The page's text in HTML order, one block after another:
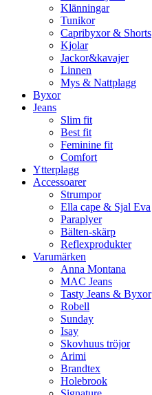
Klänningar
Tunikor
Capribyxor & Shorts
Kjolar
Jackor&kavajer
Linnen
Mys & Nattplagg
Byxor
Jeans
Slim fit
Best fit
Feminine fit
Comfort
Ytterplagg
Accessoarer
Strumpor
Ella cape & Sjal Eva
Paraplyer
Bälten-skärp
Reflexprodukter
Varumärken
Anna Montana
MAC Jeans
Tasty Jeans & Byxor
Robell
Sunday
Isay
Skovhuus tröjor
Arimi
Brandtex
Holebrook